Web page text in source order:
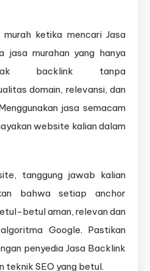
ketika mencari Jasa
jasa murahan yang hanya
backlink tanpa
domain, relevansi, dan
jasa semacam
website kalian dalam
tanggung jawab kalian
bahwa setiap anchor
betul aman, relevan dan
Google. Pastikan
penyedia Jasa Backlink
teknik SEO yang betul.